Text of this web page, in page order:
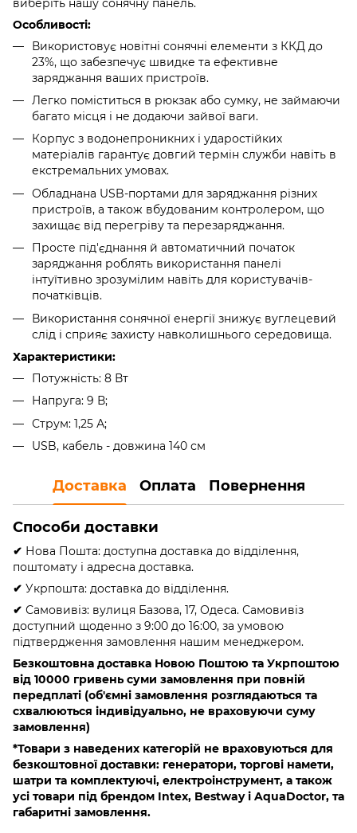
Особливості:
Використовує новітні сонячні елементи з ККД до
23%, що забезпечує швидке та ефективне
заряджання ваших пристроїв.
Легко поміститься в рюкзак або сумку, не займаючи
багато місця і не додаючи зайвої ваги.
Корпус з водонепроникних і ударостійких
матеріалів гарантує довгий термін служби навіть в
екстремальних умовах.
Обладнана USB-портами для заряджання різних
пристроїв, а також вбудованим контролером, що
захищає від перегріву та перезаряджання.
Просте під'єднання й автоматичний початок
заряджання роблять використання панелі
інтуїтивно зрозумілим навіть для користувачів-
початківців.
Використання сонячної енергії знижує вуглецевий
слід і сприяє захисту навколишнього середовища.
Характеристики:
Потужність: 8 Вт
Напруга: 9 В;
Струм: 1,25 А;
USB, кабель - довжина 140 см
Доставка Оплата Повернення
Способи доставки
✔ Нова Пошта: доступна доставка до відділення,
поштомату і адресна доставка.
✔ Укрпошта: доставка до відділення.
✔ Самовивіз: вулиця Базова, 17, Одеса. Самовивіз
доступний щоденно з 9:00 до 16:00, за умовою
підтвердження замовлення нашим менеджером.
Безкоштовна доставка Новою Поштою та Укрпоштою
від 10000 гривень суми замовлення при повній
передплаті (об'ємні замовлення розглядаються та
схвалюються індивідуально, не враховуючи суму
замовлення)
*Товари з наведених категорій не враховуються для
безкоштовної доставки: генератори, торгові намети,
шатри та комплектуючі, електроінструмент, а також
усі товари під брендом Intex, Bestway і AquaDoctor, та
габаритні замовлення.